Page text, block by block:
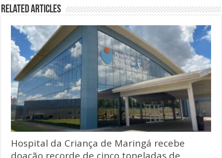
Related Articles
Hospital da Criança de Maringá recebe
doação recorde de cinco toneladas de